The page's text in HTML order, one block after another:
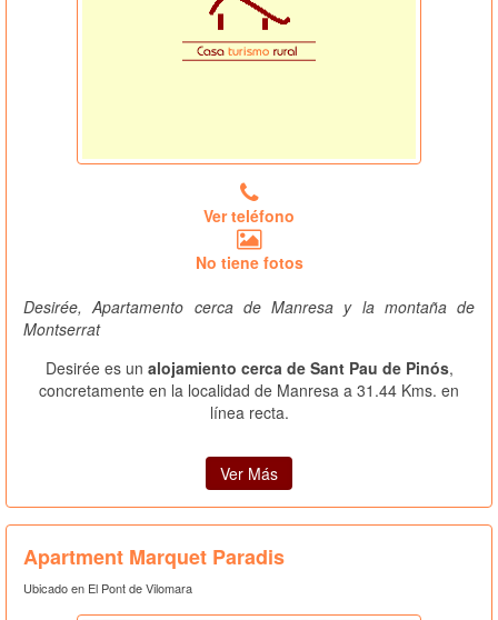
Ver teléfono
No tiene fotos
Desirée, Apartamento cerca de Manresa y la montaña de
Montserrat
Desirée es un alojamiento cerca de Sant Pau de Pinós,
concretamente en la localidad de Manresa a 31.44 Kms. en
línea recta.
Ver Más
Apartment Marquet Paradis
Ubicado en El Pont de Vilomara